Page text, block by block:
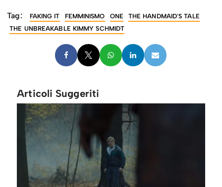
Tag: FAKING IT FEMMINISMO ONE
THE HANDMAID'S TALE
THE UNBREAKABLE KIMMY SCHMIDT
Articoli Suggeriti